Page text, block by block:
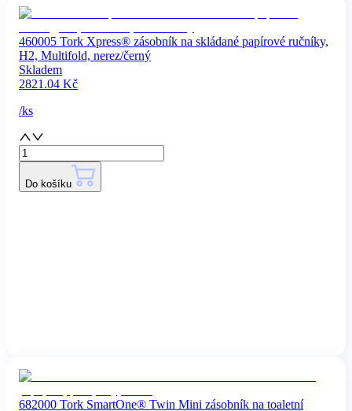
460005 Tork Xpress® zásobník na skládané papírové ručníky,
H2, Multifold, nerez/černý
Skladem
2821.04 Kč
/ks
Do košíku
682000 Tork SmartOne® Twin Mini zásobník na toaletní